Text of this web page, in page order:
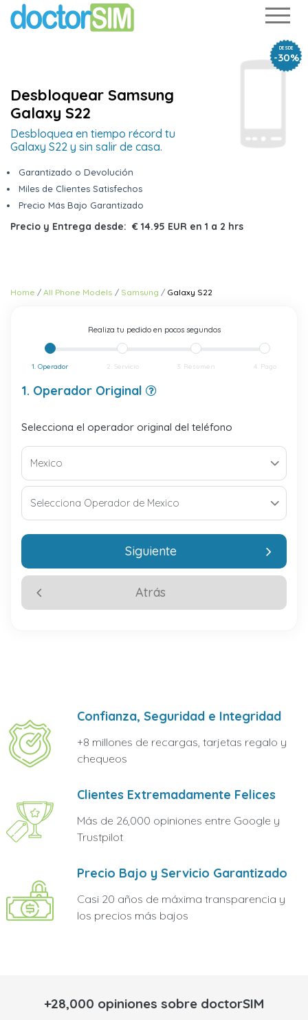
DESDE
-30%
Desbloquear Samsung
Galaxy S22
Desbloquea en tiempo récord tu
Galaxy S22 y sin salir de casa.
Garantizado o Devolución
Miles de Clientes Satisfechos
Precio Más Bajo Garantizado
Precio y Entrega desde: € 14.95 EUR en 1 a 2 hrs
Home All Phone Models Samsung Galaxy S22
Realiza tu pedido en pocos segundos
1. Operador 2. Servicio 3. Resumen 4. Pago
1. Operador Original
Selecciona el operador original del teléfono
Atrás
Siguiente
Confianza, Seguridad e Integridad
+8 millones de recargas, tarjetas regalo y
chequeos
Clientes Extremadamente Felices
Más de 26,000 opiniones entre Google y
Trustpilot
Precio Bajo y Servicio Garantizado
Casi 20 años de máxima transparencia y
los precios más bajos
+28,000 opiniones sobre doctorSIM